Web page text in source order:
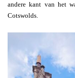
andere kant van het
Cotswolds.